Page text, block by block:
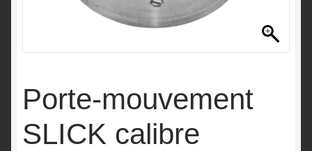
Porte-mouvement
SLICK calibre